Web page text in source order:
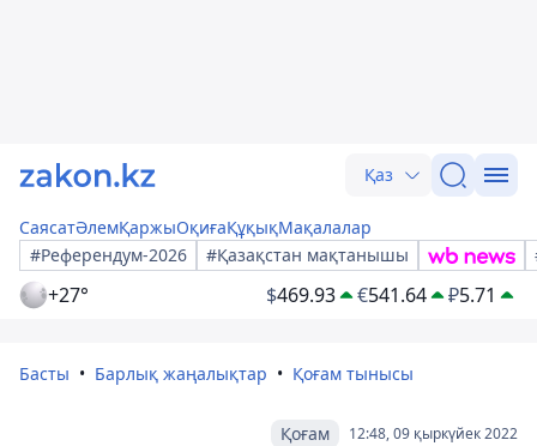
Қаз
СаясатӘлемҚаржыОқиғаҚұқықМақалалар
#Референдум-2026
#Қазақстан мақтанышы
+27° $469.93 €541.64 ₽5.71
Басты Барлық жаңалықтар Қоғам тынысы
12:48, 09 қыркүйек 2022
Қоғам